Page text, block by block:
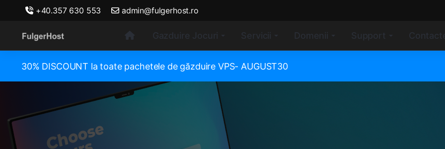
+40.357 630 553 admin@fulgerhost.ro
Gazduire Jocuri Servicii Domenii Support
30% DISCOUNT la toate pachetele de găzduire VPS- AUGUST30